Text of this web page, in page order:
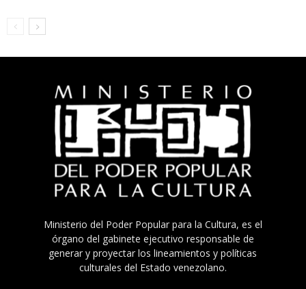
Ministerio del Poder Popular para la Cultura, es el
órgano del gabinete ejecutivo responsable de
generar y proyectar los lineamientos y políticas
culturales del Estado venezolano.